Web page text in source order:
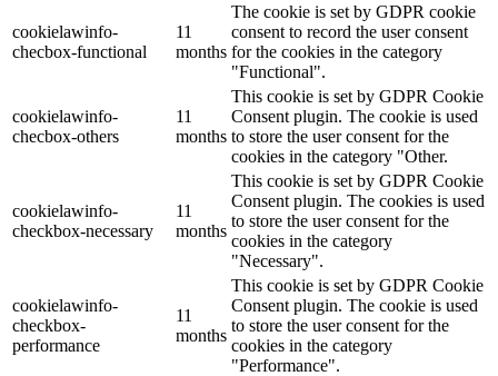
cookielawinfo-
checbox-functional
11
months
The cookie is set by GDPR cookie
consent to record the user consent
for the cookies in the category
"Functional".
cookielawinfo-
checbox-others
11
months
This cookie is set by GDPR Cookie
Consent plugin. The cookie is used
to store the user consent for the
cookies in the category "Other.
cookielawinfo-
checkbox-necessary
11
months
This cookie is set by GDPR Cookie
Consent plugin. The cookies is used
to store the user consent for the
cookies in the category
"Necessary".
cookielawinfo-
checkbox-
performance
11
months
This cookie is set by GDPR Cookie
Consent plugin. The cookie is used
to store the user consent for the
cookies in the category
"Performance".